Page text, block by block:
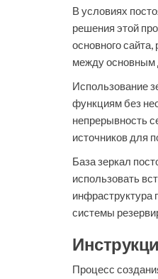
В условиях
решения этой
основного
между основным
Использование
функциям без
непрерывность
источников для
База зеркал
использовать
инфраструктура
системы
Процесс